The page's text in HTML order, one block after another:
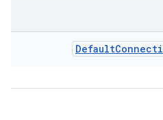
Default